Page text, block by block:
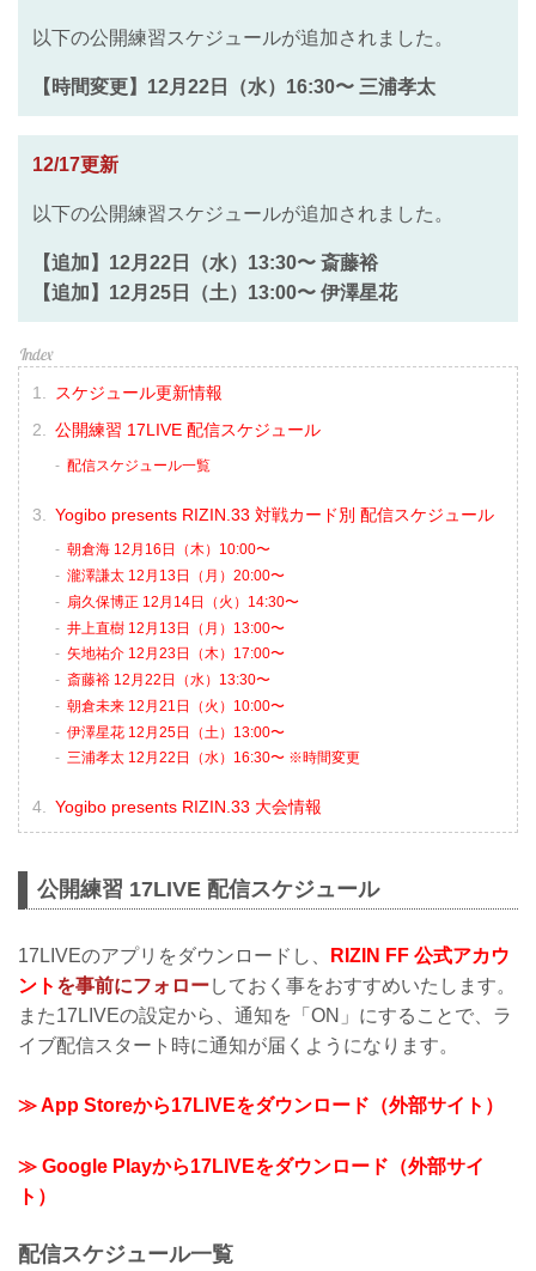
以下の公開練習スケジュールが追加されました。
【時間変更】12月22日（水）16:30〜 三浦孝太
12/17更新
以下の公開練習スケジュールが追加されました。
【追加】12月22日（水）13:30〜 斎藤裕
【追加】12月25日（土）13:00〜 伊澤星花
スケジュール更新情報
公開練習 17LIVE 配信スケジュール
配信スケジュール一覧
Yogibo presents RIZIN.33 対戦カード別 配信スケジュール
朝倉海 12月16日（木）10:00〜
瀧澤謙太 12月13日（月）20:00〜
扇久保博正 12月14日（火）14:30〜
井上直樹 12月13日（月）13:00〜
矢地祐介 12月23日（木）17:00〜
斎藤裕 12月22日（水）13:30〜
朝倉未来 12月21日（火）10:00〜
伊澤星花 12月25日（土）13:00〜
三浦孝太 12月22日（水）16:30〜 ※時間変更
Yogibo presents RIZIN.33 大会情報
公開練習 17LIVE 配信スケジュール
17LIVEのアプリをダウンロードし、
RIZIN FF 公式アカウ
ント を事前にフォローしておく事をおすすめいたします。
また17LIVEの設定から、通知を「ON」にすることで、ラ
イブ配信スタート時に通知が届くようになります。
≫ App Storeから17LIVEをダウンロード（外部サイト）
≫ Google Playから17LIVEをダウンロード（外部サイ
ト）
配信スケジュール一覧